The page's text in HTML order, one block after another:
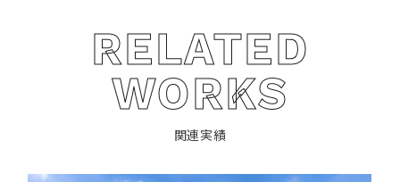
RELATED
WORKS
関連実績